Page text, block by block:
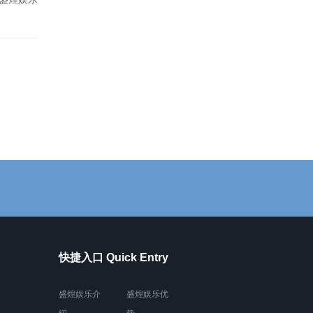
快捷入口 Quick Entry
盛煌娱乐介
盛煌娱乐优